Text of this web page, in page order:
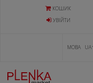
КОШИК
УВIЙТИ
МОВА UA